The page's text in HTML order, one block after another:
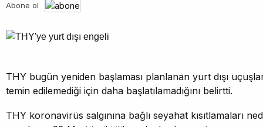
Abone ol
THY bugün yeniden başlaması planlanan yurt dışı
temin edilemediği için daha başlatılamadığını belirtti.
THY koronavirüs salgınına bağlı seyahat kısıtlamaları